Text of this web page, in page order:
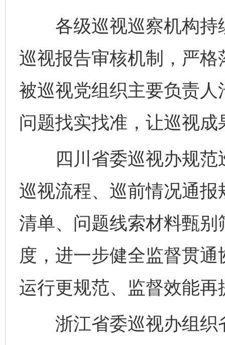
各级巡视巡察机构持
巡视报告审核机制，严
被巡视党组织主要负责
问题找实找准，让巡视
四川省委巡视办规范
巡视流程、巡前情况通
清单、问题线索材料甄
度，进一步健全监督贯
运行更规范、监督效能再
浙江省委巡视办组织